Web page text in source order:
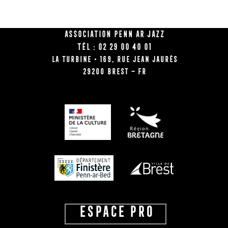
Association Penn Ar Jazz
Tél : 02 29 00 40 01
La Turbine • 169, rue Jean Jaurès
29200 BREST – FR
ESPACE PRO